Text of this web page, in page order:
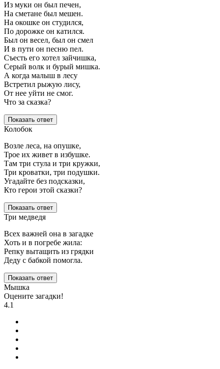
Из муки он был печен,
На сметане был мешен.
На окошке он студился,
По дорожке он катился.
Был он весел, был он смел
И в пути он песню пел.
Съесть его хотел зайчишка,
Серый волк и бурый мишка.
А когда малыш в лесу
Встретил рыжую лису,
От нее уйти не смог.
Что за сказка?
Показать ответ
Колобок
Возле леса, на опушке,
Трое их живет в избушке.
Там три стула и три кружки,
Три кроватки, три подушки.
Угадайте без подсказки,
Кто герои этой сказки?
Показать ответ
Три медведя
Всех важней она в загадке
Хоть и в погребе жила:
Репку вытащить из грядки
Деду с бабкой помогла.
Показать ответ
Мышка
Оцените загадки!
4.1